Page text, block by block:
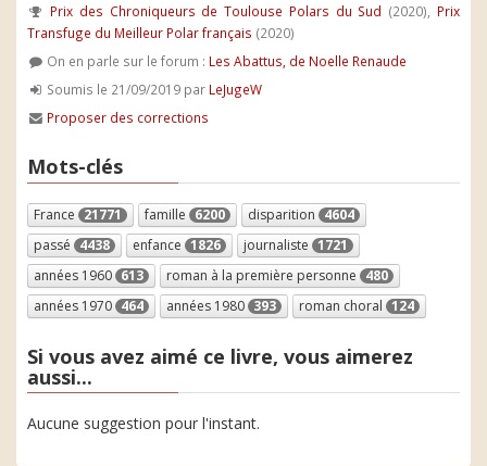
Prix des Chroniqueurs de Toulouse Polars du Sud (2020), Prix
Transfuge du Meilleur Polar français (2020)
On en parle sur le forum : Les Abattus, de Noelle Renaude
Soumis le 21/09/2019 par LeJugeW
Proposer des corrections
Mots-clés
France 21771 famille 6200 disparition 4604
passé 4438 enfance 1826 journaliste 1721
années 1960 613 roman à la première personne 480
années 1970 464 années 1980 393 roman choral 124
Si vous avez aimé ce livre, vous aimerez
aussi...
Aucune suggestion pour l'instant.